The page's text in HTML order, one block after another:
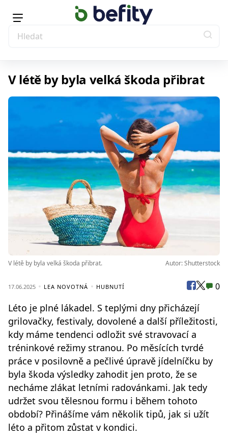
V létě by byla velká škoda přibrat
V létě by byla velká škoda přibrat. Autor: Shutterstock
17.06.2025 LEA NOVOTNÁ HUBNUTÍ 0
Léto je plné lákadel. S teplými dny přicházejí
grilovačky, festivaly, dovolené a další příležitosti,
kdy máme tendenci odložit své stravovací a
tréninkové režimy stranou. Po měsících tvrdé
práce v posilovně a pečlivé úpravě jídelníčku by
byla škoda výsledky zahodit jen proto, že se
necháme zlákat letními radovánkami. Jak tedy
udržet svou tělesnou formu i během tohoto
období? Přinášíme vám několik tipů, jak si užít
léto a přitom zůstat v kondici.